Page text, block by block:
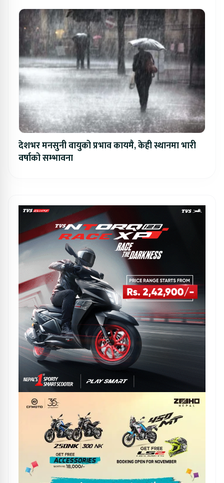
देशभर मनसुनी वायुको प्रभाव कायमै, केही स्थानमा भारी
वर्षाको सम्भावना